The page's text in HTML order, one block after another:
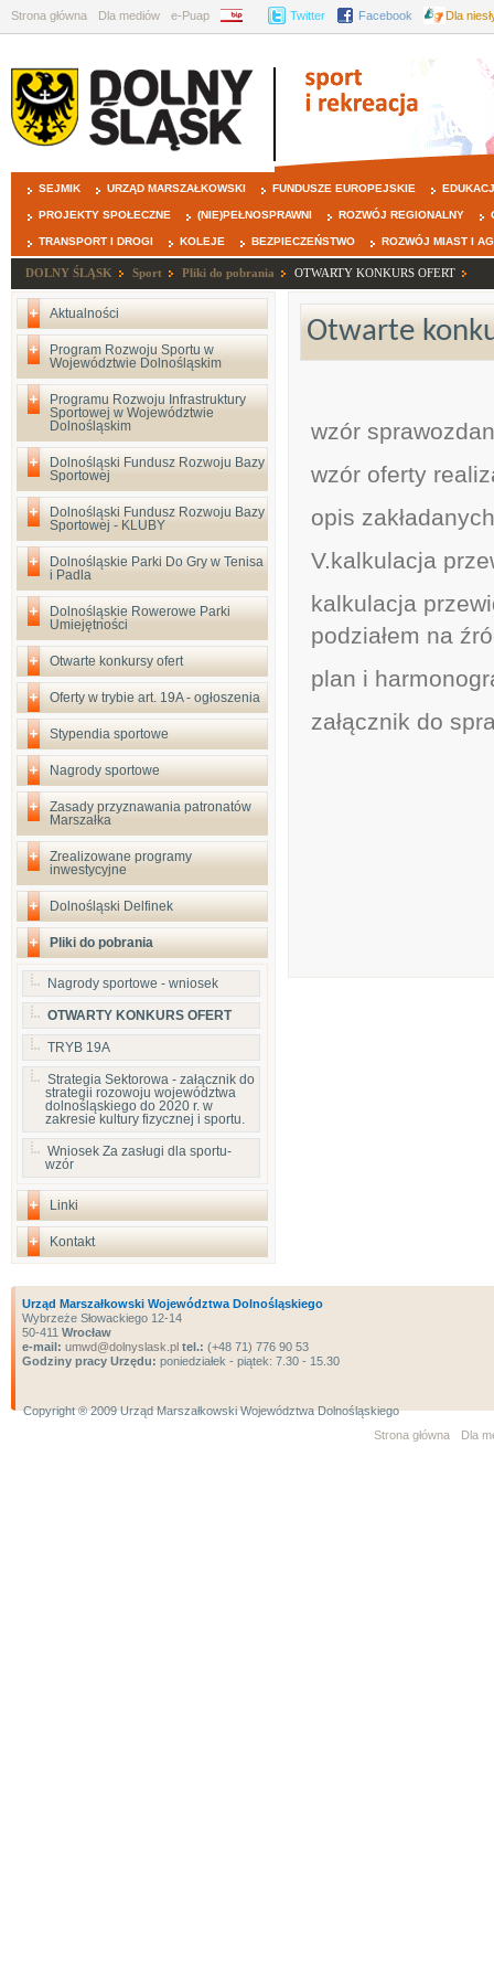
Strona główna Dla mediów e-Puap BIP Twitter Facebook Dla
SEJMIK URZĄD MARSZAŁKOWSKI FUNDUSZE EUROPEJSKIE
PROJEKTY SPOŁECZNE (NIE)PEŁNOSPRAWNI ROZWÓJ REGIONALNY
TRANSPORT I DROGI KOLEJE BEZPIECZEŃSTWO ROZWÓJ MIAST I
DOLNY ŚLĄSK Sport Pliki do pobrania OTWARTY KONKURS OFERT
Aktualności
Program Rozwoju Sportu w
Województwie Dolnośląskim
Programu Rozwoju Infrastruktury
Sportowej w Województwie
Dolnośląskim
Dolnośląski Fundusz Rozwoju Bazy
Sportowej
Dolnośląski Fundusz Rozwoju Bazy
Sportowej - KLUBY
Dolnośląskie Parki Do Gry w Tenisa
i Padla
Dolnośląskie Rowerowe Parki
Umiejętności
Otwarte konkursy ofert
Oferty w trybie art. 19A - ogłoszenia
Stypendia sportowe
Nagrody sportowe
Zasady przyznawania patronatów
Marszałka
Zrealizowane programy
inwestycyjne
Dolnośląski Delfinek
Pliki do pobrania
Nagrody sportowe - wniosek
OTWARTY KONKURS OFERT
TRYB 19A
Strategia Sektorowa - załącznik do
strategii rozowoju województwa
dolnośląskiego do 2020 r. w
zakresie kultury fizycznej i sportu.
Wniosek Za zasługi dla sportu-
wzór
Linki
Kontakt
Otwarte
wzór
wzór oferty
opis
V.kalkulacja
kalkulacja
podziałem na
plan i
załącznik do
Urząd Marszałkowski Województwa Dolnośląskiego
Wybrzeże Słowackiego 12-14
50-411 Wrocław
e-mail: umwd@dolnyslask.pl tel.: (+48 71) 776 90 53
Godziny pracy Urzędu: poniedziałek - piątek: 7.30 - 15.30
Copyright ® 2009 Urząd Marszałkowski Województwa Dolnośląskiego
Strona główna
Dla